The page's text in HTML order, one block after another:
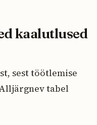
kaalutlused
sest töötlemise
tabel